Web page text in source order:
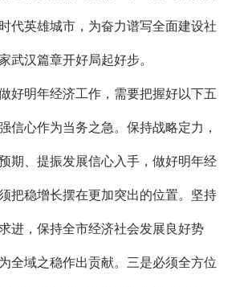
代英雄城市，为奋力谱写全面建设社
武汉篇章开好局起好步。
好明年经济工作，需要把握好以下五
信心作为当务之急。保持战略定力，
期、提振发展信心入手，做好明年经
把稳增长摆在更加突出的位置。坚持
进，保持全市经济社会发展良好势
全域之稳作出贡献。三是必须全方位